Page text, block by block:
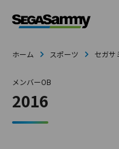
ホーム スポーツ セガサ
メンバーOB
2016